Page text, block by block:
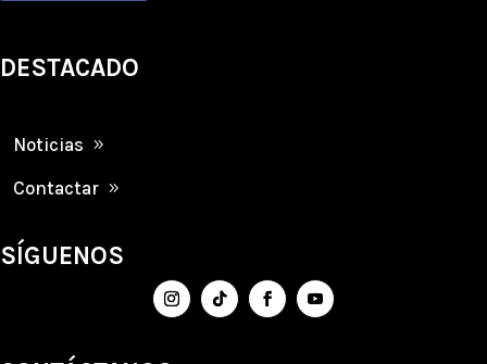
DESTACADO
Noticias
Contactar
SÍGUENOS